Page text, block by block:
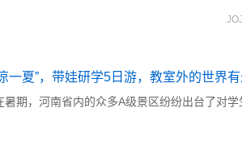
一夏”，带娃研学5日游，教室外的世界
暑期，河南省内的众多A级景区纷纷出台了对